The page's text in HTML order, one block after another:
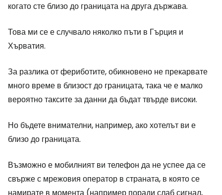
когато сте близо до границата на друга държава.
Това ми се е случвало няколко пъти в Гърция и
Хърватия.
За разлика от фериботите, обикновено не прекарвате
много време в близост до границата, така че е малко
вероятно таксите за данни да бъдат твърде високи.
Но бъдете внимателни, например, ако хотелът ви е
близо до границата.
Възможно е мобилният ви телефон да не успее да се
свърже с мрежовия оператор в страната, в която се